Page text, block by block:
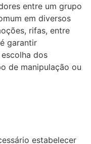
entre um grupo
em diversos
rifas, entre
garantir
dos
de manipulação ou
estabelecer